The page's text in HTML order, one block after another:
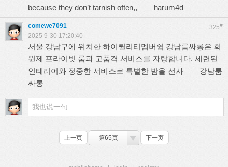
because they don’t tarnish often,, harum4d
325#
comewe7091
2025-9-30 17:20:40
서울 강남구에 위치한 하이퀄리티멤버쉽 강남룸싸롱은 회
원제 프라이빗 룸과 고품격 서비스를 자랑합니다. 세련된
인테리어와 정중한 서비스로 특별한 밤을 선사 강남룸
싸롱
上一页 第65页 下一页